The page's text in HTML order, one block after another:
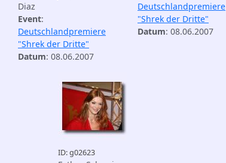
Diaz
Event:
Deutschlandpremiere
"Shrek der Dritte"
Datum: 08.06.2007
Deutschlandpremiere
"Shrek der Dritte"
Datum: 08.06.2007
ID: g02623